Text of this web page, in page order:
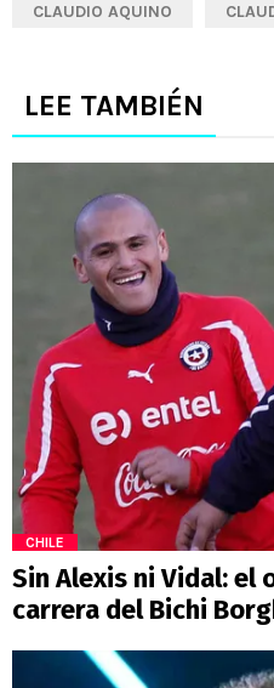
CLAUDIO AQUINO
LEE TAMBIÉN
CHILE
Sin Alexis ni Vidal: el
carrera del Bichi